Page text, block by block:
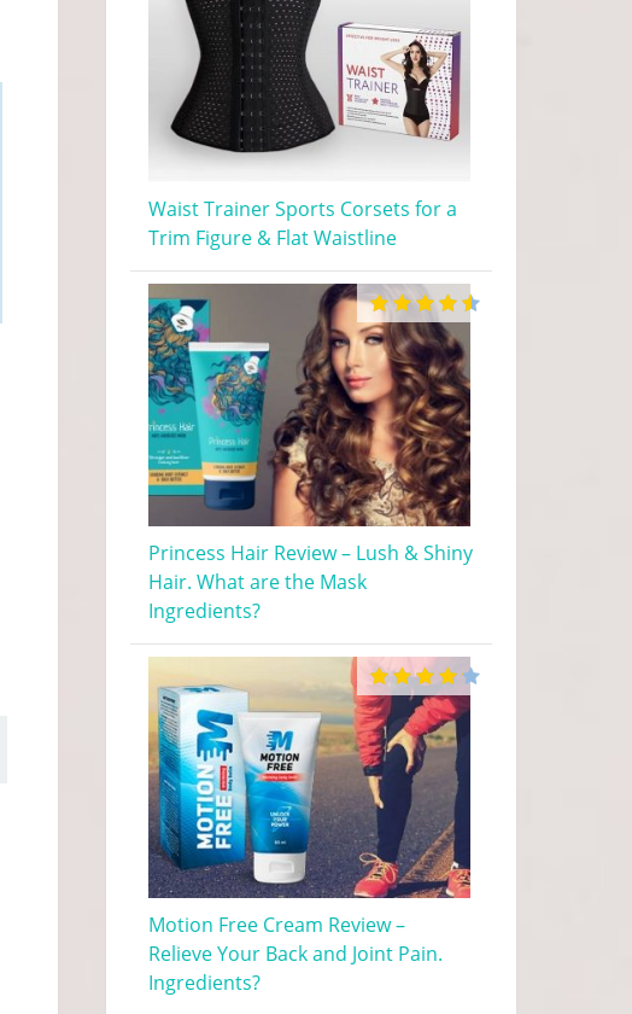
Waist Trainer Sports Corsets for a
Trim Figure & Flat Waistline
Princess Hair Review – Lush & Shiny
Hair. What are the Mask
Ingredients?
Motion Free Cream Review –
Relieve Your Back and Joint Pain.
Ingredients?